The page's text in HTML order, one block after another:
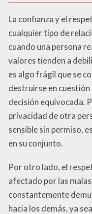
La confianza y el
cualquier tipo de
cuando una persona
valores tienden a
es algo frágil que se
destruirse en cuestión
decisión equivocada.
privacidad de otra
sensible sin permiso,
en su conjunto.
Por otro lado, el
afectado por las
constantemente
hacia los demás, ya